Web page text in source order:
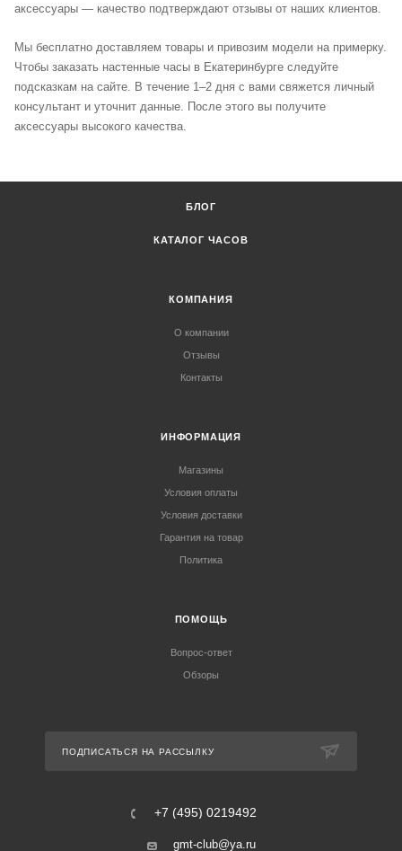
аксессуары — качество подтверждают отзывы от наших клиентов.
Мы бесплатно доставляем товары и привозим модели на примерку.
Чтобы заказать настенные часы в Екатеринбурге следуйте
подсказкам на сайте. В течение 1–2 дня с вами свяжется личный
консультант и уточнит данные. После этого вы получите
аксессуары высокого качества.
БЛОГ
КАТАЛОГ ЧАСОВ
КОМПАНИЯ
О компании
Отзывы
Контакты
ИНФОРМАЦИЯ
Магазины
Условия оплаты
Условия доставки
Гарантия на товар
Политика
ПОМОЩЬ
Вопрос-ответ
Обзоры
ПОДПИСАТЬСЯ НА РАССЫЛКУ
+7 (495) 0219492
gmt-club@ya.ru